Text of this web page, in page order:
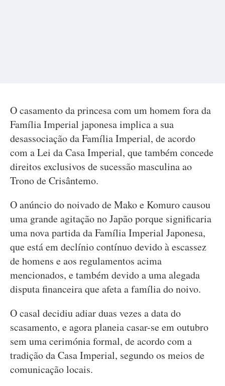
O casamento da princesa com um homem fora da
Família Imperial japonesa implica a sua
desassociação da Família Imperial, de acordo
com a Lei da Casa Imperial, que também concede
direitos exclusivos de sucessão masculina ao
Trono de Crisântemo.
O anúncio do noivado de Mako e Komuro causou
uma grande agitação no Japão porque significaria
uma nova partida da Família Imperial Japonesa,
que está em declínio contínuo devido à escassez
de homens e aos regulamentos acima
mencionados, e também devido a uma alegada
disputa financeira que afeta a família do noivo.
O casal decidiu adiar duas vezes a data do
scasamento, e agora planeia casar-se em outubro
sem uma cerimónia formal, de acordo com a
tradição da Casa Imperial, segundo os meios de
comunicação locais.